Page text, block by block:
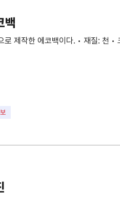
백
로 제작한 에코백이다. • 재질: 천